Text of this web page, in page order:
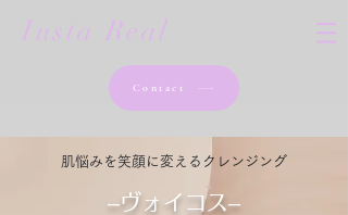
Insta Real
Contact
​肌悩みを笑顔に変えるクレンジング
–ヴォイコス–